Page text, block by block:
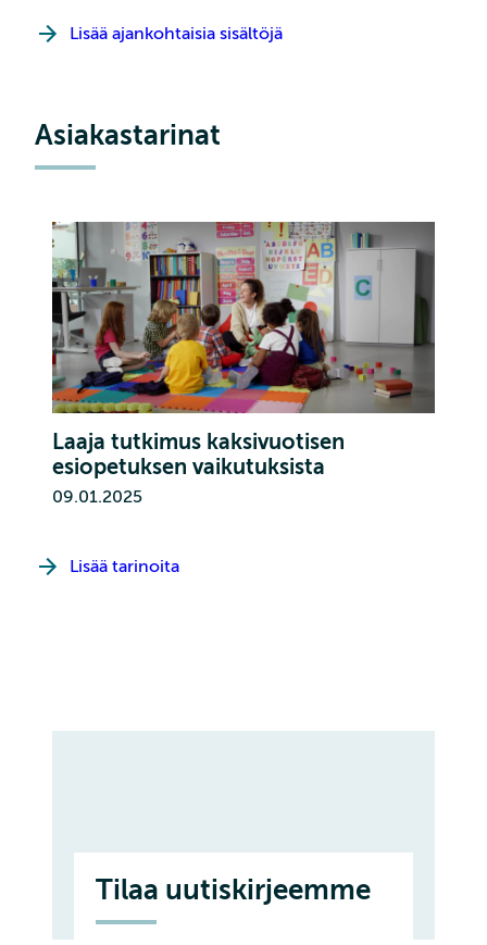
Lisää ajankohtaisia sisältöjä
Asiakastarinat
Laaja tutkimus kaksivuotisen
esiopetuksen vaikutuksista
09.01.2025
Lisää tarinoita
Tilaa uutiskirjeemme